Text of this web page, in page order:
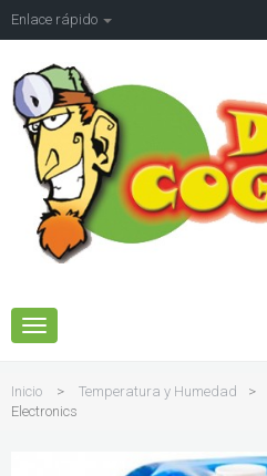
Enlace rápido
Navegación
Toggle
Inicio > Temperatura y Humedad >
Electronics